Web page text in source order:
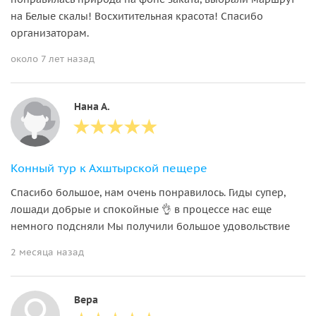
на Белые скалы! Восхитительная красота! Спасибо
организаторам.
около 7 лет назад
Нана А.
Конный тур к Ахштырской пещере
Спасибо большое, нам очень понравилось. Гиды супер,
лошади добрые и спокойные 👌 в процессе нас еще
немного подсняли Мы получили большое удовольствие
2 месяца назад
Вера